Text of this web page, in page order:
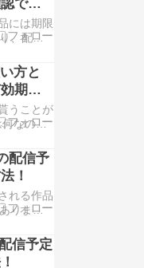
Righ…
でき
には期限
、配信
ができ
たかっ
なんて
了が ...
ックス
方と
期限
うことが
何なの
えば良
詳しく説
チケット
2022
Re…
配信予
！
れる作品
ります
するか
るから
できま
信予定